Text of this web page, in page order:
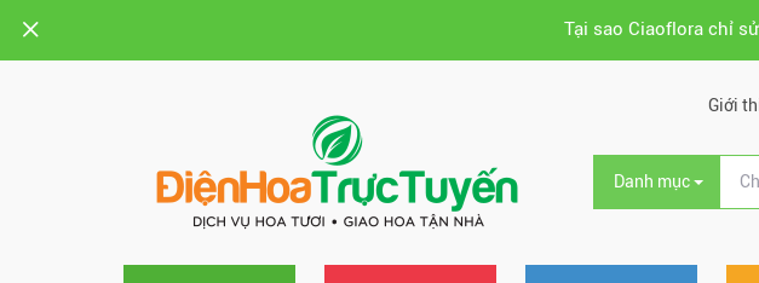
Tại sao Ciaoflora chỉ
Giới
Danh mục